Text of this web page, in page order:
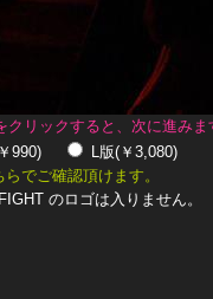
クリックすると、次に進みま
990)
L版(￥3,080)
でご確認頂けます。
のロゴは入りません。